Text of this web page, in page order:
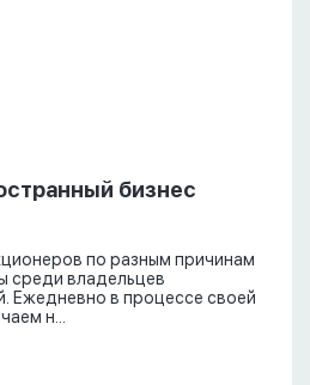
бизнес
по разным причинам
среди владельцев
Ежедневно в процессе своей
н...